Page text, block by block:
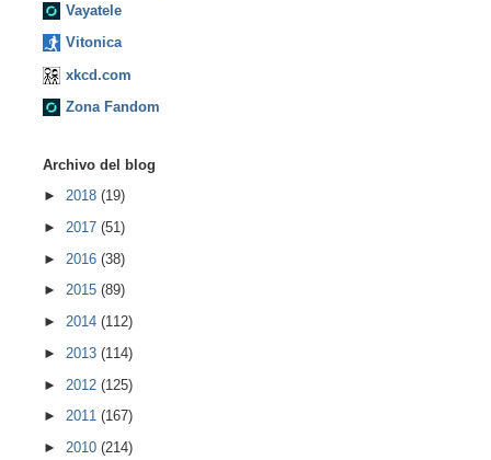
Vayatele
Vitonica
xkcd.com
Zona Fandom
Archivo del blog
► 2018 (19)
► 2017 (51)
► 2016 (38)
► 2015 (89)
► 2014 (112)
► 2013 (114)
► 2012 (125)
► 2011 (167)
► 2010 (214)